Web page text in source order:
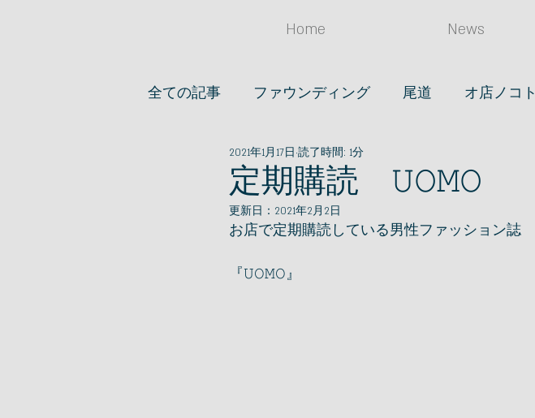
Home News
全ての記事 ファウンディング 尾道 オ店ノコト
オススメノオ店 アイデア(タベル)
ファッション 文房具 ライフスタイル 映画
定期購読 𝚄𝙾𝙼𝙾
2021年1月17日 読了時間: 1分
更新日： 2021年2月2日
お店で定期購読している男性ファッション誌
『𝚄𝙾𝙼𝙾』